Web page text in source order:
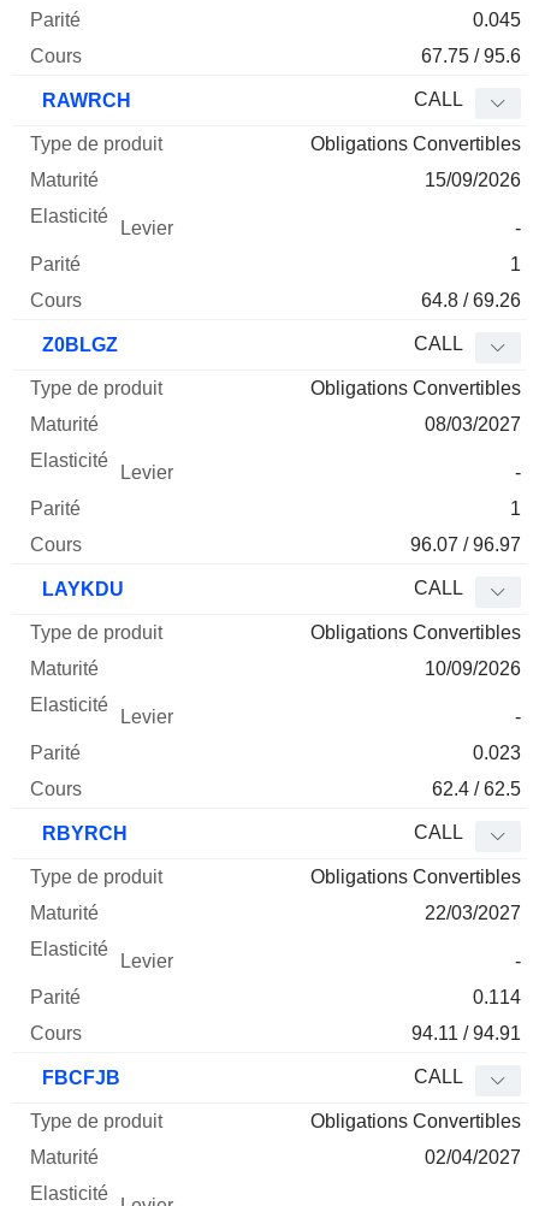
0.045
67.75 / 95.6
RAWRCH CALL
Obligations Convertibles
15/09/2026
-
1
64.8 / 69.26
Z0BLGZ CALL
Obligations Convertibles
08/03/2027
-
1
96.07 / 96.97
LAYKDU CALL
Obligations Convertibles
10/09/2026
-
0.023
62.4 / 62.5
RBYRCH CALL
Obligations Convertibles
22/03/2027
-
0.114
94.11 / 94.91
FBCFJB CALL
Obligations Convertibles
02/04/2027